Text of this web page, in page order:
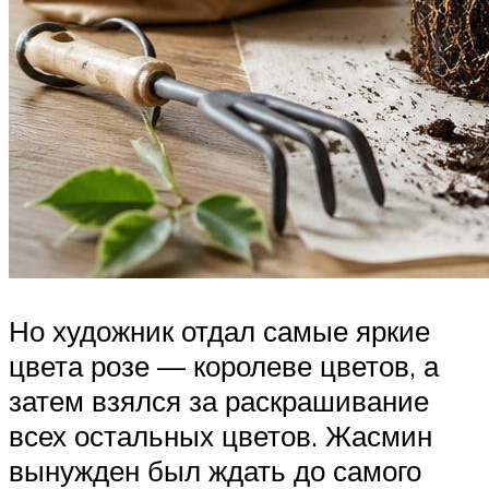
Но художник отдал самые яркие
цвета розе — королеве цветов, а
затем взялся за раскрашивание
всех остальных цветов. Жасмин
вынужден был ждать до самого